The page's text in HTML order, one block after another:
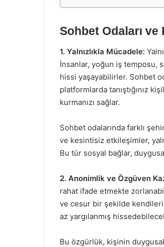
Sohbet Odaları
1. Yalnızlıkla Mücadele:
İnsanlar, yoğun iş temposu,
hissi yaşayabilirler. Sohbet
platformlarda tanıştığınız
kurmanızı sağlar.
Sohbet odalarında farklı
ve kesintisiz etkileşimler,
Bu tür sosyal bağlar,
2. Anonimlik ve Özgüven
rahat ifade etmekte
ve cesur bir şekilde
az yargılanmış
Bu özgürlük, kişinin